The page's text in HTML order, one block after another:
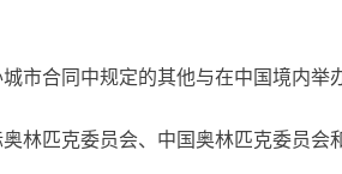
市合同中规定的其他与在中国境内举
林匹克委员会、中国奥林匹克委员会